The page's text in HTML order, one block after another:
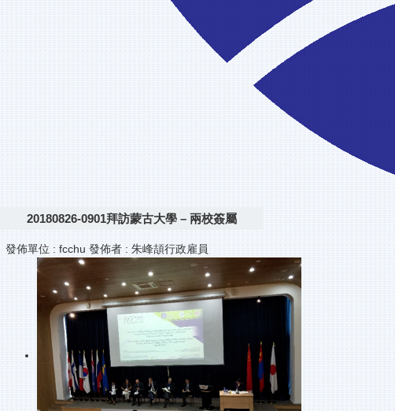
20180826-0901拜訪蒙古大學 – 兩校簽屬
發佈單位 : fcchu 發佈者 : 朱峰頡行政雇員